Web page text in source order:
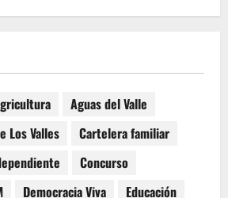
Aguas del Valle
Los Valles
Cartelera familiar
Concurso
Democracia Viva
Educación